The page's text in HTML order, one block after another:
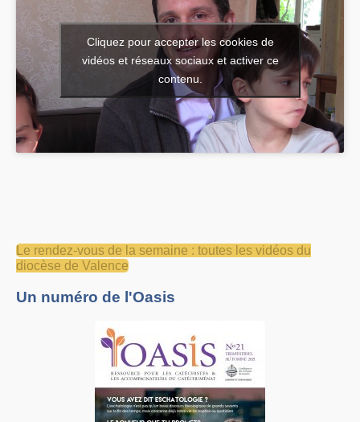
Cliquez pour accepter les cookies de
vidéos et réseaux sociaux et activer ce
contenu.
Le rendez-vous de la semaine : toutes les vidéos du
diocèse de Valence
Un numéro de l'Oasis